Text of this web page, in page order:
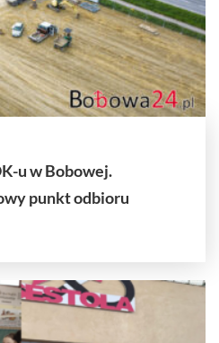
u w Bobowej.
punkt odbioru